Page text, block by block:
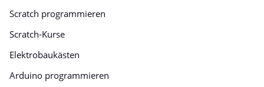
Scratch programmieren
Scratch-Kurse
Elektrobaukästen
Arduino programmieren